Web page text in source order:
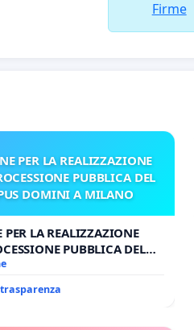
Firme
PER LA REALIZZAZIONE
PUBBLICA DEL
DOMINI A MILANO
PER LA REALIZZAZIONE
PUBBLICA DEL
A MILANO